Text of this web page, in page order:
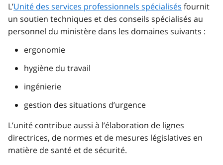
L’Unité des services professionnels spécialisés fournit
un soutien techniques et des conseils spécialisés au
personnel du ministère dans les domaines suivants :
ergonomie
hygiène du travail
ingénierie
gestion des situations d’urgence
L’unité contribue aussi à l’élaboration de lignes
directrices, de normes et de mesures législatives en
matière de santé et de sécurité.